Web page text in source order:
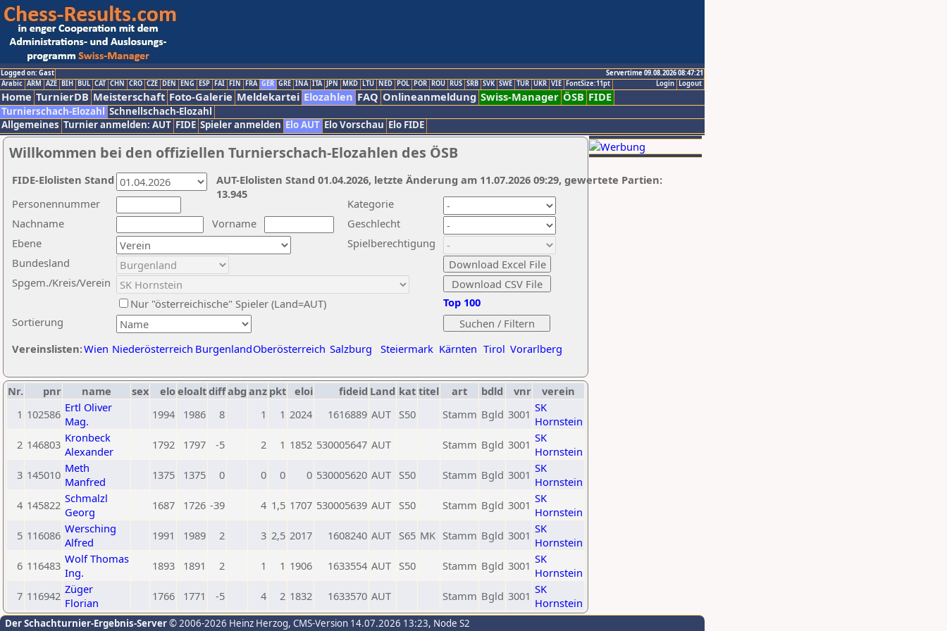
Logged on: Gast
Servertime 09.08.2026 08:47:21
Logout
Login
Arabic ARM AZE BIH BUL CAT CHN CRO CZE DEN ENG ESP FAI FIN FRA GER GRE INA ITA JPN MKD LTU NED POL POR ROU RUS SRB SVK SWE TUR UKR VIE FontSize:11pt
Home TurnierDB Meisterschaft Foto-Galerie Meldekartei Elozahlen FAQ Onlineanmeldung Swiss-Manager ÖSB FIDE
Turnierschach-Elozahl Schnellschach-Elozahl
Allgemeines Turnier anmelden: AUT FIDE Spieler anmelden Elo AUT Elo Vorschau Elo FIDE
Willkommen bei den offiziellen Turnierschach-Elozahlen des ÖSB
Nachname
Vorname
Ebene
Kategorie
Sortierung
Personennummer
Bundesland
Spgem./Kreis/Verein
Geschlecht
Nur "österreichische" Spieler (Land=AUT)
Spielberechtigung
Vereinslisten:Wien Niederösterreich BurgenlandOberösterreich Salzburg Steiermark Kärnten Tirol Vorarlberg
Top 100
AUT-Elolisten Stand 01.04.2026, letzte Änderung am 11.07.2026 09:29, gewertete Partien:
13.945
FIDE-Elolisten Stand
Nr. pnr name sex eloeloaltdiffabg anz pkt eloi fideid Land kat titel art bdld vnr
verein
1 102586 Ertl Oliver
Mag.
1994 1986 8 1 1 2024 1616889 AUT S50 Stamm Bgld 3001 SK
Hornstein
2 146803 Kronbeck
Alexander
1792 1797 -5 2 1 1852 530005647 AUT Stamm Bgld 3001 SK
Hornstein
3 145010 Meth
Manfred
1375 1375 0 0 0 0 530005620 AUT S50 Stamm Bgld 3001 SK
Hornstein
4 145822 Schmalzl
Georg
1687 1726 -39 4 1,5 1707 530005639 AUT S50 Stamm Bgld 3001 SK
Hornstein
5 116086 Wersching
Alfred
1991 1989 2 3 2,5 2017 1608240 AUT S65 MK Stamm Bgld 3001 SK
Hornstein
6 116483 Wolf Thomas
Ing.
1893 1891 2 1 1 1906 1633554 AUT S50 Stamm Bgld 3001 SK
Hornstein
7 116942 Züger
Florian
1766 1771 -5 4 2 1832 1633570 AUT Stamm Bgld 3001 SK
Hornstein
Der Schachturnier-Ergebnis-Server© 2006-2026 Heinz Herzog, CMS-Version 14.07.2026 13:23, Node S2